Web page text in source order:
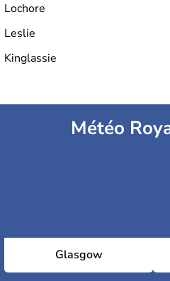
Lochore
Leslie
Kinglassie
Météo
Glasgow